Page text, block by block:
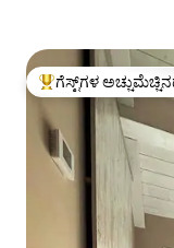
ಗೆಸ್ಟ್‌ಗಳಿಗೆ ಅತಿ ಹೆಚ್ಚು
ಗೆಸ್ಟ್‌ಗಳ